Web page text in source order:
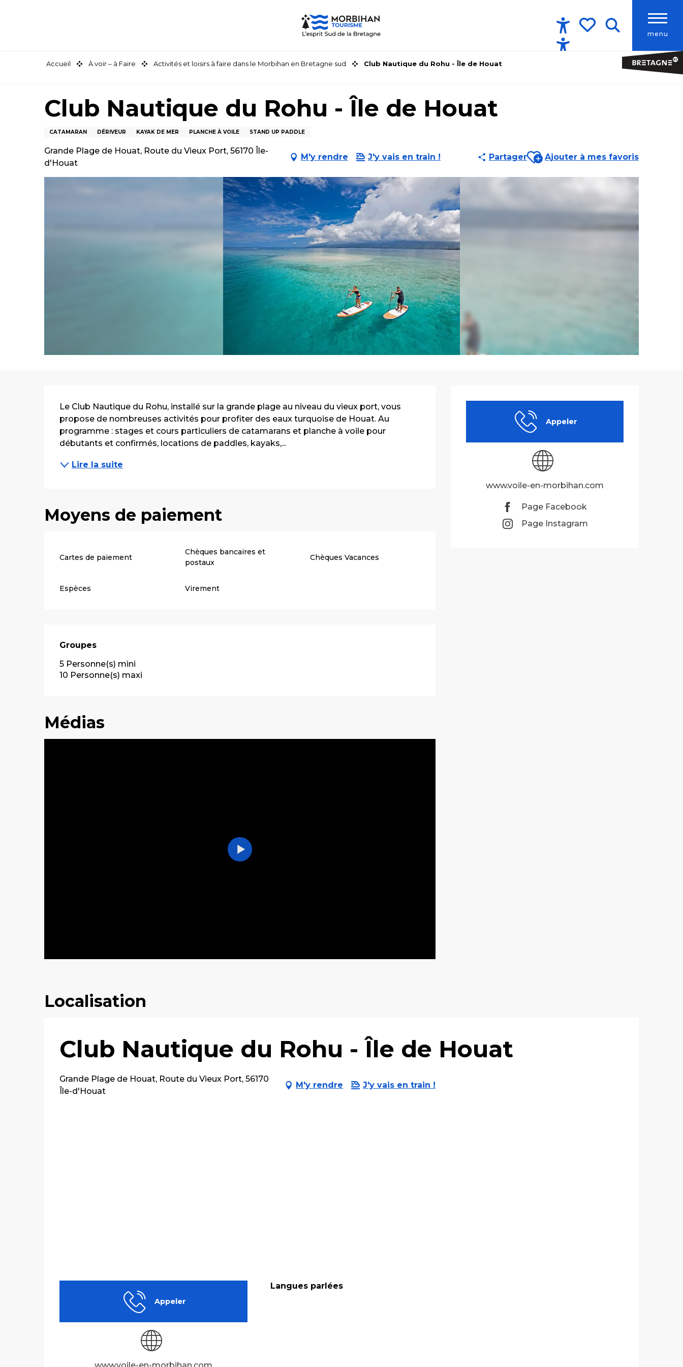
menu
Accessibilité
Accueil À voir – à Faire Activités et loisirs à faire dans le Morbihan en Bretagne sud Club Nautique du Rohu - Île de Houat
Club Nautique du Rohu - Île de Houat
CATAMARAN DÉRIVEUR KAYAK DE MER PLANCHE À VOILE STAND UP PADDLE
Grande Plage de Houat, Route du Vieux Port, 56170 Île-
d'Houat
M'y rendre J'y vais en train ! PartagerAjouter aux favoris
Ajouter à mes favoris
Ouverture et
Appeler
www.voile-en-morbihan.com
Page Facebook
Page Instagram
Description
Le Club Nautique du Rohu, installé sur la grande plage au niveau du vieux port, vous
propose de nombreuses activités pour profiter des eaux turquoise de Houat. Au
programme : stages et cours particuliers de catamarans et planche à voile pour
débutants et confirmés, locations de paddles, kayaks,...
Lire la suite
Moyens de paiement
Cartes de paiement
Chèques bancaires et
postaux
Chèques Vacances
Espèces Virement
Groupes
Groupes
5 Personne(s) mini
10 Personne(s) maxi
Médias
Localisation
Club Nautique du Rohu - Île de Houat
Grande Plage de Houat, Route du Vieux Port, 56170
Île-d'Houat
M'y rendre J'y vais en train !
Appeler
Langues parlées
Langues parlées